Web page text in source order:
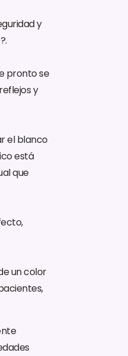
y
pronto se
y
el blanco
está
que
un color